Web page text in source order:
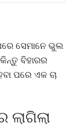
ସେମାନେ ଭୁଲ
ବିହାରର
ପରେ ଏକ ଚା